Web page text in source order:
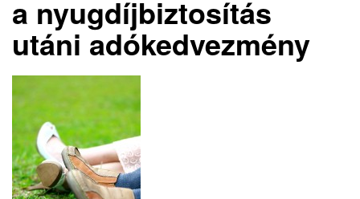
a nyugdíjbiztosítás
utáni adókedvezmény